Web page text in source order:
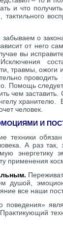
и что
тактильного
о
от него
вы
травмы,
Помощь
чем
хранителю.
человек.
И
техники
А раз
применения
.
душой,
все наши
поведения»